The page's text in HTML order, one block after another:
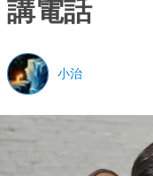
講電話
小治